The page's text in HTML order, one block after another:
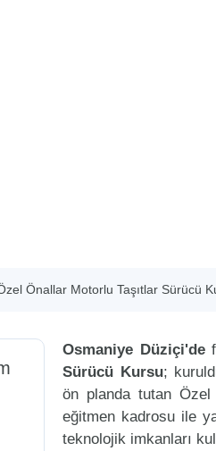
Önallar Motorlu Taşıtlar Sürücü
Osmaniye Düziçi'de
Sürücü Kursu;
ön planda tutan Özel
eğitmen kadrosu ile
teknolojik imkanları